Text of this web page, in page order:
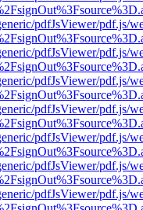
pdfJsViewer/pdf.js/
pdfJsViewer/pdf.js/
pdfJsViewer/pdf.js/
pdfJsViewer/pdf.js/
pdfJsViewer/pdf.js/
pdfJsViewer/pdf.js/
pdfJsViewer/pdf.js/